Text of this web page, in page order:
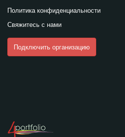
Политика конфиденциальности
Свяжитесь с нами
Подключить организацию